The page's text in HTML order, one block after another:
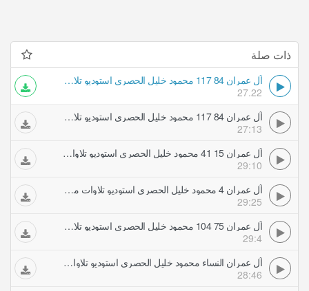
ذات صلة
آل عمران 84 117 محمود خليل الحصري استوديو تلاوات مجودة
27.22
آل عمران 84 117 محمود خليل الحصري استوديو تلاوات مجودة
27:13
آل عمران 15 41 محمود خليل الحصري استوديو تلاوات مجودة
29:10
آل عمران 4 محمود خليل الحصري استوديو تلاوات مجودة
29:25
آل عمران 75 104 محمود خليل الحصري استوديو تلاوات مجودة
29:4
آل عمران النساء محمود خليل الحصري استوديو تلاوات مجودة
28:46